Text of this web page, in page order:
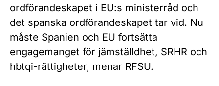
ordförandeskapet i EU:s ministerråd och
det spanska ordförandeskapet tar vid. Nu
måste Spanien och EU fortsätta
engagemanget för jämställdhet, SRHR och
hbtqi-rättigheter, menar RFSU.